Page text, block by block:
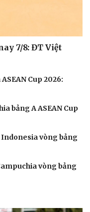
7/8: ĐT Việt
Cup 2026:
bảng A ASEAN Cup
vòng bảng
vòng bảng